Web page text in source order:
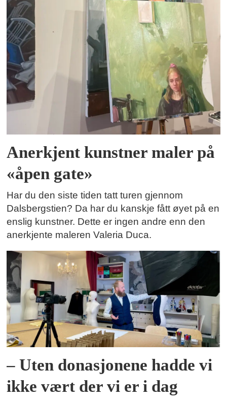
Anerkjent kunstner maler på
«åpen gate»
Har du den siste tiden tatt turen gjennom
Dalsbergstien? Da har du kanskje fått øyet på en
enslig kunstner. Dette er ingen andre enn den
anerkjente maleren Valeria Duca.
– Uten donasjonene hadde vi
ikke vært der vi er i dag